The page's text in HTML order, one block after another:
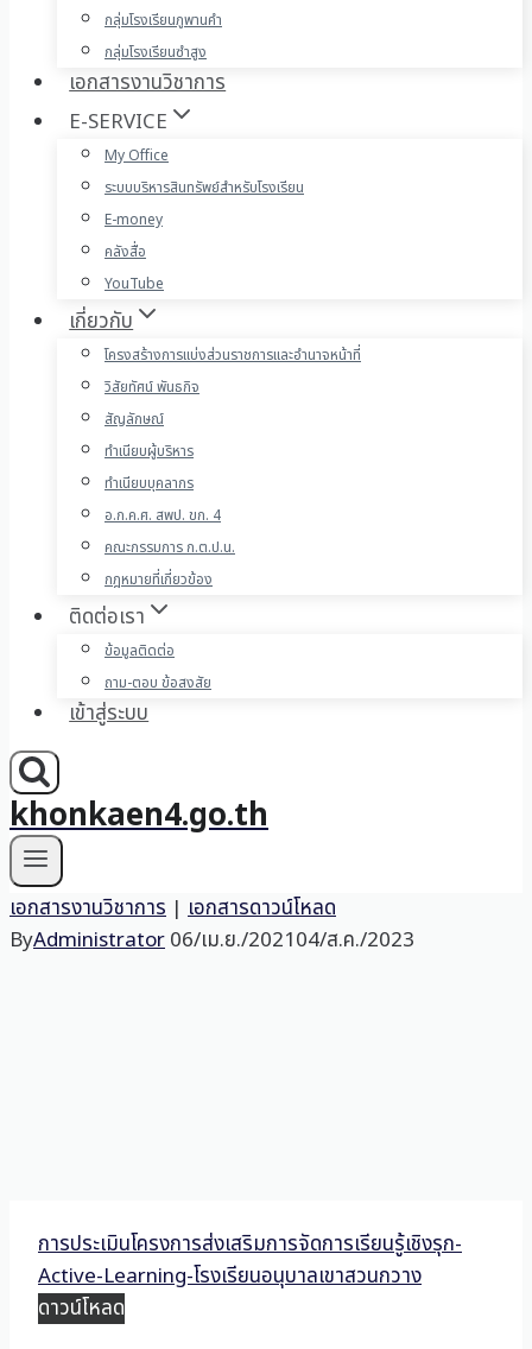
กลุ่มโรงเรียนภูพานคำ
กลุ่มโรงเรียนซำสูง
เอกสารงานวิชาการ
E-SERVICE
My Office
ระบบบริหารสินทรัพย์สำหรับโรงเรียน
E-money
คลังสื่อ
YouTube
เกี่ยวกับ
โครงสร้างการแบ่งส่วนราชการและอำนาจหน้าที่
วิสัยทัศน์ พันธกิจ
สัญลักษณ์
ทำเนียบผู้บริหาร
ทำเนียบบุคลากร
อ.ก.ค.ศ. สพป. ขก. 4
คณะกรรมการ ก.ต.ป.น.
กฎหมายที่เกี่ยวข้อง
ติดต่อเรา
ข้อมูลติดต่อ
ถาม-ตอบ ข้อสงสัย
เข้าสู่ระบบ
khonkaen4.go.th
เอกสารงานวิชาการ | เอกสารดาวน์โหลด
ByAdministrator06/เม.ย./202104/ส.ค./2023
การประเมินโครงการส่งเสริมการจัดการเรียนรู้เชิงรุก-
Active-Learning-โรงเรียนอนุบาลเขาสวนกวาง
ดาวน์โหลด